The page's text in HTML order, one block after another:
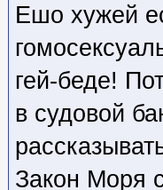
Ешо хужей
гей-беде!
в судовой
Закон Моря